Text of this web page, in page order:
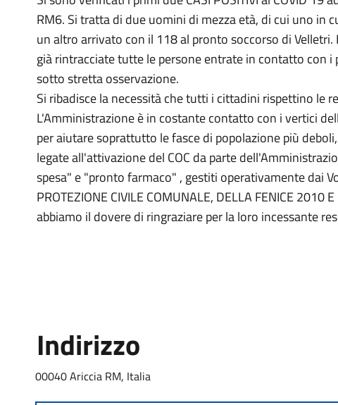
RM6. Si tratta di due uomini di mezza età, di cui uno in
un altro arrivato con il 118 al pronto soccorso di
già rintracciate tutte le persone entrate in contatto con
sotto stretta osservazione.
Si ribadisce la necessità che tutti i cittadini rispettino le
L'Amministrazione è in costante contatto con i vertici
per aiutare soprattutto le fasce di popolazione più
legate all'attivazione del COC da parte
spesa" e "pronto farmaco" , gestiti operativamente dai
PROTEZIONE CIVILE COMUNALE, DELLA FENICE 2010
abbiamo il dovere di ringraziare per la loro incessante
Indirizzo
00040 Ariccia RM, Italia